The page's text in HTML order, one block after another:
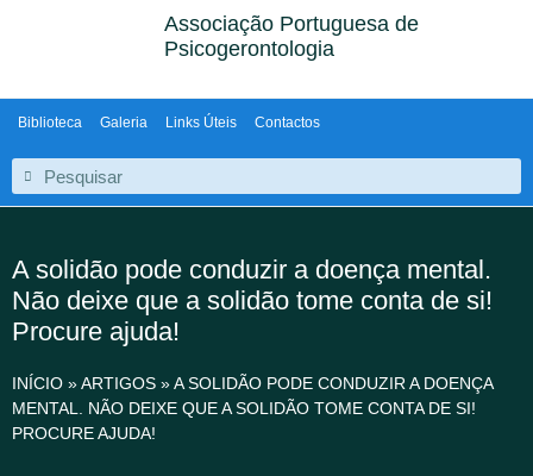
Associação Portuguesa de
Psicogerontologia
Biblioteca Galeria Links Úteis Contactos
A solidão pode conduzir a doença mental.
Não deixe que a solidão tome conta de si!
Procure ajuda!
INÍCIO »ARTIGOS »A SOLIDÃO PODE CONDUZIR A DOENÇA
MENTAL. NÃO DEIXE QUE A SOLIDÃO TOME CONTA DE SI!
PROCURE AJUDA!